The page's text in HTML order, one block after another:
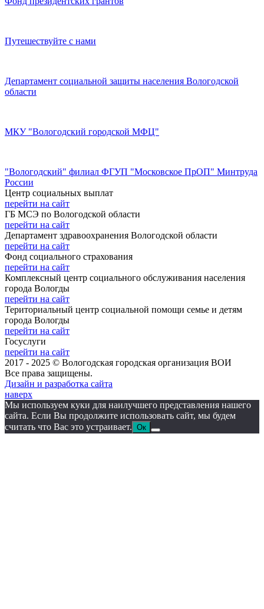
Путешествуйте с нами
Департамент социальной защиты населения Вологодской
области
МКУ "Вологодский городской МФЦ"
"Вологодский" филиал ФГУП "Московское ПрОП" Минтруда
России
Центр социальных выплат
перейти на сайт
ГБ МСЭ по Вологодской области
перейти на сайт
Департамент здравоохранения Вологодской области
перейти на сайт
Фонд социального страхования
перейти на сайт
Комплексный центр социального обслуживания населения
города Вологды
перейти на сайт
Териториальный центр социальной помощи семье и детям
города Вологды
перейти на сайт
Госуслуги
перейти на сайт
2017 - 2025 © Вологодская городская организация ВОИ
Все права защищены.
Дизайн и разработка сайта
наверх
Мы используем куки для наилучшего представления нашего
сайта. Если Вы продолжите использовать сайт, мы будем
считать что Вас это устраивает. Ок